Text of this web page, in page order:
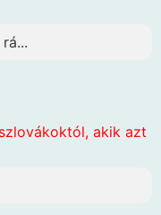
akik azt